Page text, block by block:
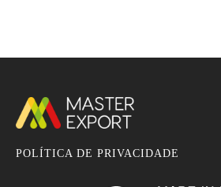
POLÍTICA DE PRIVACIDADE